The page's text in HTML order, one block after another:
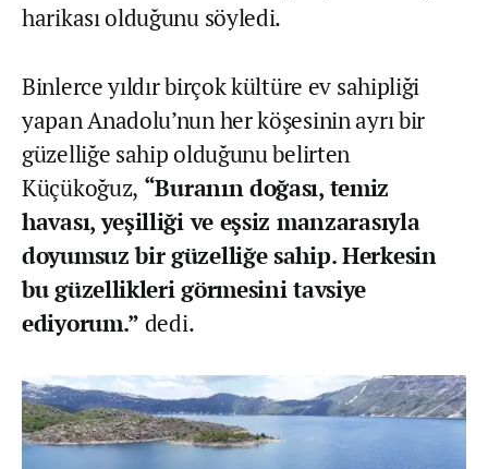
harikası olduğunu söyledi.
Binlerce yıldır birçok kültüre ev sahipliği
yapan Anadolu’nun her köşesinin ayrı bir
güzelliğe sahip olduğunu belirten
Küçükoğuz, “Buranın doğası, temiz
havası, yeşilliği ve eşsiz manzarasıyla
doyumsuz bir güzelliğe sahip. Herkesin
bu güzellikleri görmesini tavsiye
ediyorum.” dedi.